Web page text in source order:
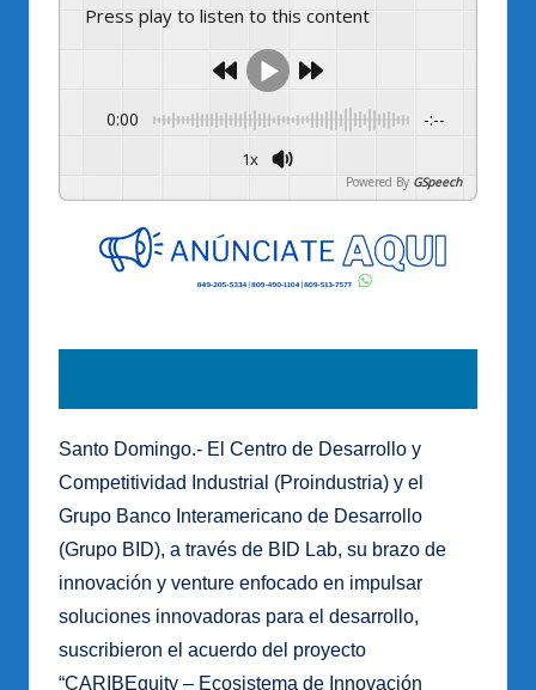
Press play to listen to this content
0:00 -:--
1x
Powered By GSpeech
Santo Domingo.- El Centro de Desarrollo y
Competitividad Industrial (Proindustria) y el
Grupo Banco Interamericano de Desarrollo
(Grupo BID), a través de BID Lab, su brazo de
innovación y venture enfocado en impulsar
soluciones innovadoras para el desarrollo,
suscribieron el acuerdo del proyecto
“CARIBEquity – Ecosistema de Innovación